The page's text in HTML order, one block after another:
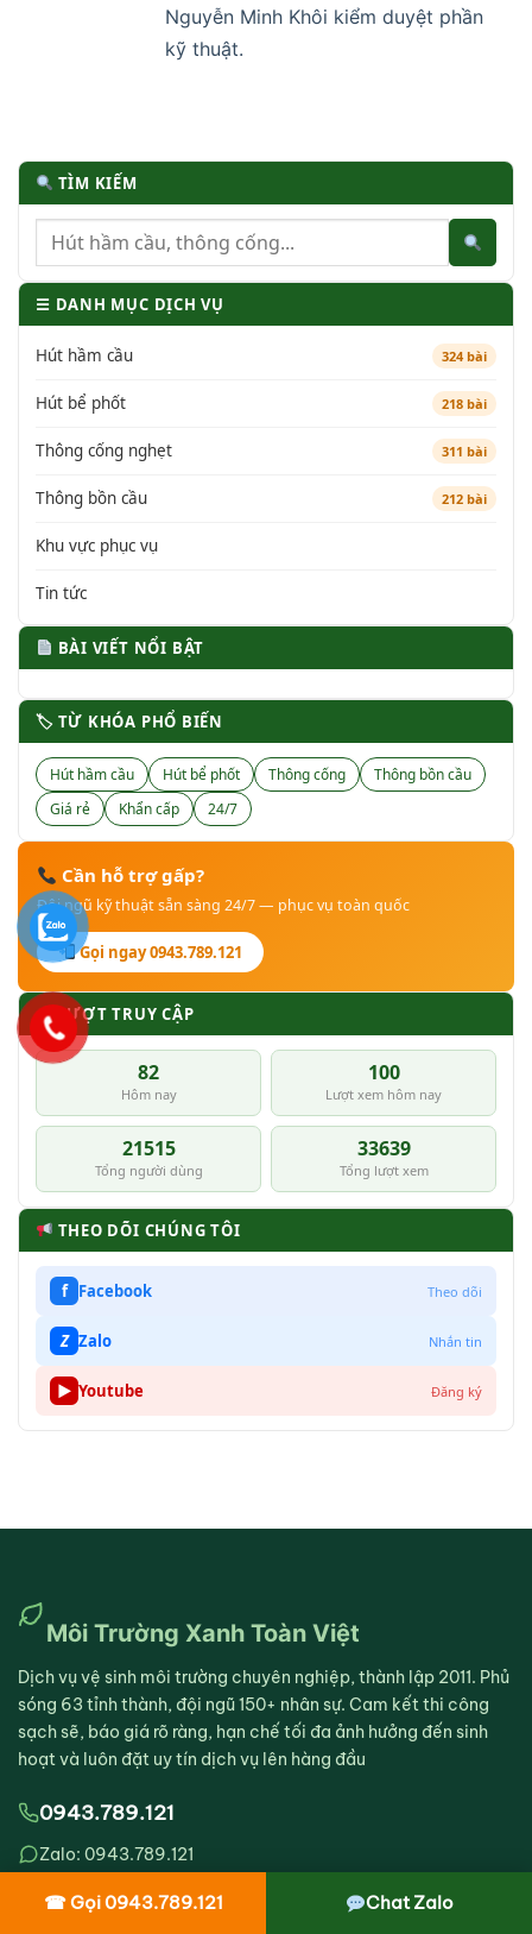
Nguyễn Minh Khôi kiểm duyệt phần
kỹ thuật.
TÌM KIẾM
☰ DANH MỤC DỊCH VỤ
Hút hầm cầu 324 bài
Hút bể phốt 218 bài
Thông cống nghẹt 311 bài
Thông bồn cầu 212 bài
Khu vực phục vụ
Tin tức
BÀI VIẾT NỔI BẬT
🏷 TỪ KHÓA PHỔ BIẾN
Hút hầm cầu Hút bể phốt Thông cống
Thông bồn cầu
Giá rẻ
Khẩn cấp 24/7
Cần hỗ trợ gấp?
Đội ngũ kỹ thuật sẵn sàng 24/7 — phục vụ toàn quốc
Gọi ngay 0943.789.121
LƯỢT TRUY CẬP
82
Hôm nay
100
Lượt xem hôm nay
21515
Tổng người dùng
33639
Tổng lượt xem
THEO DÕI CHÚNG TÔI
f Facebook Theo dõi
Z Zalo Nhắn tin
▶ Youtube Đăng ký
Môi Trường Xanh Toàn Việt
Dịch vụ vệ sinh môi trường chuyên nghiệp, thành lập 2011. Phủ
sóng 63 tỉnh thành, đội ngũ 150+ nhân sự. Cam kết thi công
sạch sẽ, báo giá rõ ràng, hạn chế tối đa ảnh hưởng đến sinh
hoạt và luôn đặt uy tín dịch vụ lên hàng đầu
0943.789.121
Zalo: 0943.789.121
Hỗ trợ 24/7, kể cả lễ tết
☎ Gọi 0943.789.121 Chat Zalo